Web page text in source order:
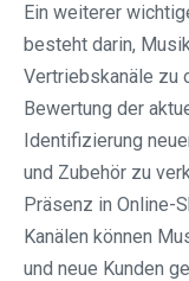
Ein weiterer
besteht darin,
Vertriebskanäle zu
Bewertung der
Identifizierung
und Zubehör zu
Präsenz in Online-
Kanälen können
und neue Kunden